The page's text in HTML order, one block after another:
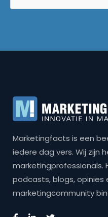
Marketingfacts is een
iedere dag vers. Wij zijn
marketingprofessionals.
podcasts, blogs, opinies
marketingcommunity